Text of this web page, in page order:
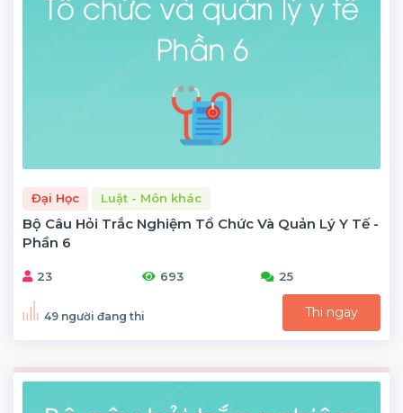
Đại Học Luật - Môn khác
Bộ Câu Hỏi Trắc Nghiệm Tổ Chức Và Quản Lý Y Tế -
Phần 6
23 693 25
49 người đang thi Thi ngay